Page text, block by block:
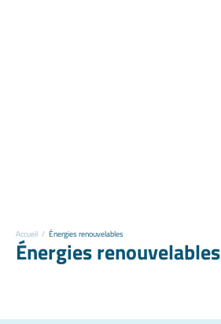
Accueil / Énergies renouvelables
Énergies renouvelables